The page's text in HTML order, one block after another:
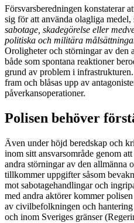
Försvarsberedningen konstaterar
sig för att använda olagliga medel,
sabotage, skadegörelse eller
politiska och militära
Oroligheter och störningar av den
både som spontana reaktioner
grund av problem i
fram och blåsas upp av
påverkansoperationer.
Polisen behöver
Även under höjd beredskap och
inom sitt ansvarsområde genom
andra störningar av den allmänna
tillkommer uppgifter såsom
mot sabotagehandlingar och
med andra aktörer kommer
av civilbefolkningen och
och inom Sveriges gränser